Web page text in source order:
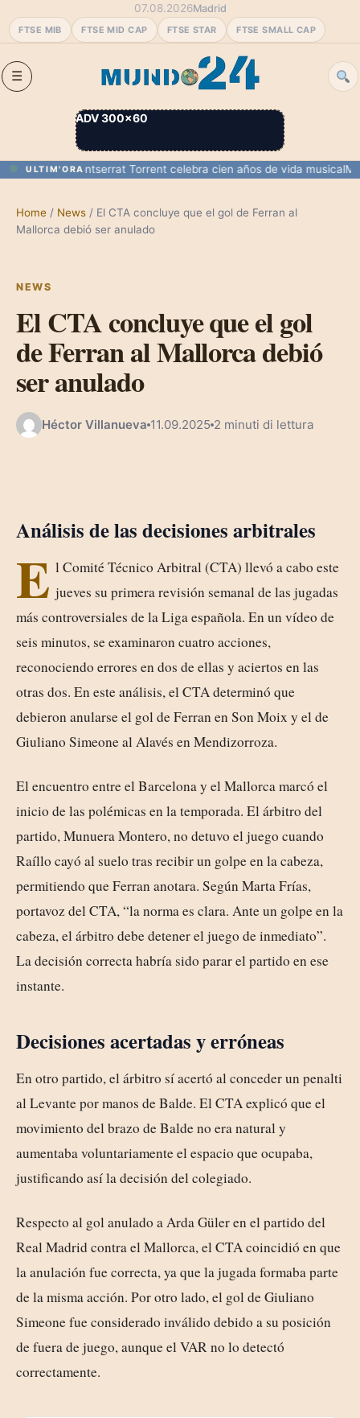
FTSE MIB FTSE MID CAP FTSE STAR FTSE SMALL CAP
07.08.2026Madrid
ADV 300×60
ULTIM'ORA
y MelillaMontserrat Torrent celebra cien años de vida musical
Home / News / El CTA concluye que el gol de Ferran al
Mallorca debió ser anulado
NEWS
El CTA concluye que el gol
de Ferran al Mallorca debió
ser anulado
Héctor Villanueva 11.09.2025 2 minuti di lettura
Análisis de las decisiones arbitrales
E l Comité Técnico Arbitral (CTA) llevó a cabo este
jueves su primera revisión semanal de las jugadas
más controversiales de la Liga española. En un vídeo de
seis minutos, se examinaron cuatro acciones,
reconociendo errores en dos de ellas y aciertos en las
otras dos. En este análisis, el CTA determinó que
debieron anularse el gol de Ferran en Son Moix y el de
Giuliano Simeone al Alavés en Mendizorroza.
El encuentro entre el Barcelona y el Mallorca marcó el
inicio de las polémicas en la temporada. El árbitro del
partido, Munuera Montero, no detuvo el juego cuando
Raíllo cayó al suelo tras recibir un golpe en la cabeza,
permitiendo que Ferran anotara. Según Marta Frías,
portavoz del CTA, “la norma es clara. Ante un golpe en la
cabeza, el árbitro debe detener el juego de inmediato”.
La decisión correcta habría sido parar el partido en ese
instante.
Decisiones acertadas y erróneas
En otro partido, el árbitro sí acertó al conceder un penalti
al Levante por manos de Balde. El CTA explicó que el
movimiento del brazo de Balde no era natural y
aumentaba voluntariamente el espacio que ocupaba,
justificando así la decisión del colegiado.
Respecto al gol anulado a Arda Güler en el partido del
Real Madrid contra el Mallorca, el CTA coincidió en que
la anulación fue correcta, ya que la jugada formaba parte
de la misma acción. Por otro lado, el gol de Giuliano
Simeone fue considerado inválido debido a su posición
de fuera de juego, aunque el VAR no lo detectó
correctamente.